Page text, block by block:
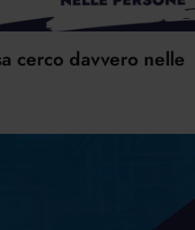
cerco davvero nelle